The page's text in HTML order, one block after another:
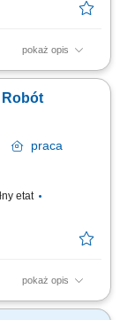
pokaż opis
na podstawie
określenia
praca
etat
pokaż opis
na